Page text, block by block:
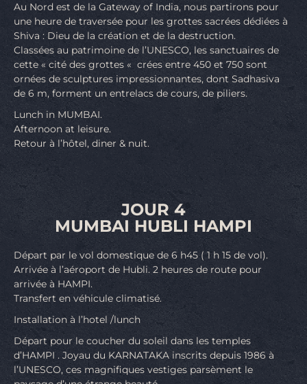
Au Nord est de la Gateway of India, nous partirons pour
une heure de traversée pour les grottes sacrées dédiées à
Shiva : Dieu de la création et de la destruction.
Classées au patrimoine de l’UNESCO, les sanctuaires de
cette « cité des grottes « crées entre 450 et 750 sont
ornées de sculptures impressionnantes, dont Sadhasiva
de 6 m, forment un entrelacs de cours, de piliers.
Lunch in MUMBAI.
Afternoon at leisure.
Retour à l’hôtel, diner & nuit.
JOUR 4
MUMBAI HUBLI HAMPI
Départ par le vol domestique de 6 h45 ( 1 h 15 de vol).
Arrivée à l’aéroport de Hubli. 2 heures de route pour
arrivée à HAMPI.
Transfert en véhicule climatisé.
Installation à l’hotel /lunch
Départ pour le coucher du soleil dans les temples
d’HAMPI . Joyau du KARNATAKA inscrits depuis 1986 à
l’UNESCO, ces magnifiques vestiges parsèment le